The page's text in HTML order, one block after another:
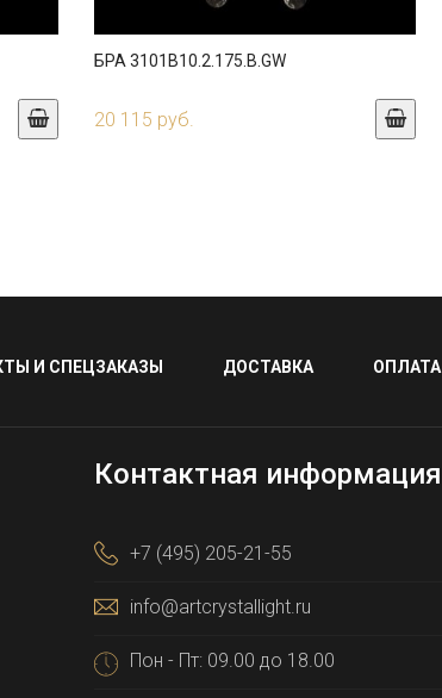
БРА 3101B10.2.175.B.GW
20 115 руб.
И СПЕЦЗАКАЗЫ ДОСТАВКА ОПЛАТА
Контактная информация
+7 (495) 205-21-55
info@artcrystallight.ru
Пон - Пт: 09.00 до 18.00